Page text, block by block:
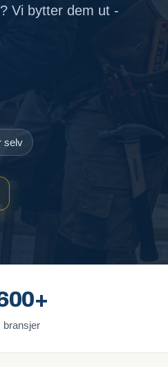
Vi bytter dem ut -
selv
bransjer